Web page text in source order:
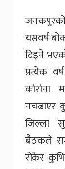
जनकपुरको
यसवर्ष
दिइने
प्रत्येक
कोरोना
नचढाएर
जिल्ला
बैठकले
रोकेर